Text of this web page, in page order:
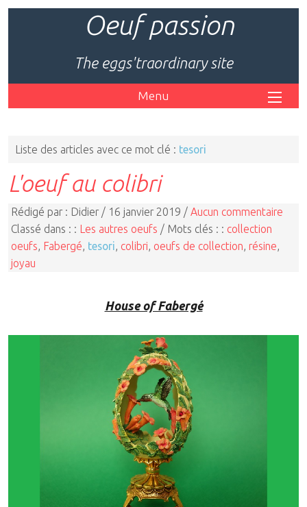
Oeuf passion
The eggs'traordinary site
Menu
Liste des articles avec ce mot clé : tesori
L'oeuf au colibri
Rédigé par : Didier / 16 janvier 2019 / Aucun commentaire
Classé dans : : Les autres oeufs / Mots clés : : collection
oeufs Fabergé tesori colibri oeufs de collection résine
joyau
House of Fabergé